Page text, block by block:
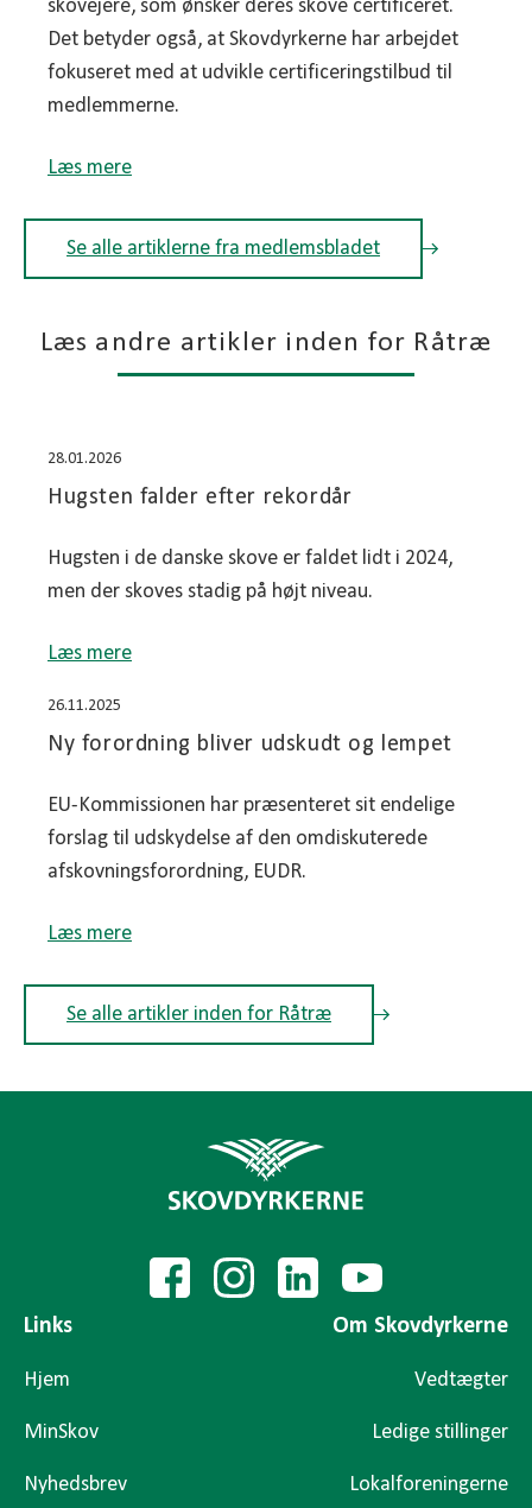
skovejere, som ønsker deres skove certificeret.
Det betyder også, at Skovdyrkerne har arbejdet
fokuseret med at udvikle certificeringstilbud til
medlemmerne.
Læs mere
Se alle artiklerne fra medlemsbladet
Læs andre artikler inden for Råtræ
28.01.2026
Hugsten falder efter rekordår
Hugsten i de danske skove er faldet lidt i 2024,
men der skoves stadig på højt niveau.
Læs mere
26.11.2025
Ny forordning bliver udskudt og lempet
EU-Kommissionen har præsenteret sit endelige
forslag til udskydelse af den omdiskuterede
afskovningsforordning, EUDR.
Læs mere
Se alle artikler inden for Råtræ
Links
Hjem
MinSkov
Nyhedsbrev
Om Skovdyrkerne
Vedtægter
Ledige stillinger
Lokalforeningerne